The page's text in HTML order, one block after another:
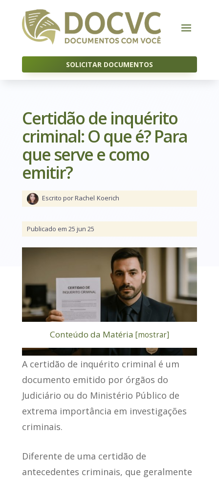
SOLICITAR DOCUMENTOS
Certidão de inquérito
criminal: O que é? Para
que serve e como
emitir?
Escrito por Rachel Koerich
Publicado em 25 jun 25
Conteúdo da Matéria [mostrar]
A certidão de inquérito criminal é um
documento emitido por órgãos do
Judiciário ou do Ministério Público de
extrema importância em investigações
criminais.
Diferente de uma certidão de
antecedentes criminais, que geralmente